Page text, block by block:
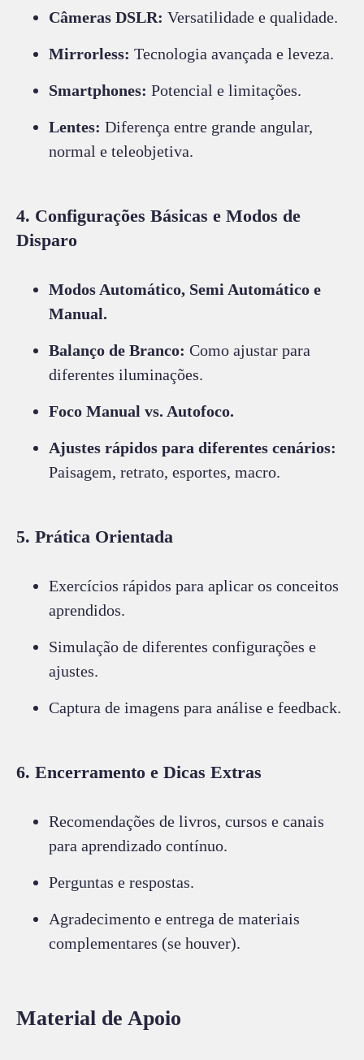
Câmeras DSLR: Versatilidade e qualidade.
Mirrorless: Tecnologia avançada e leveza.
Smartphones: Potencial e limitações.
Lentes: Diferença entre grande angular,
normal e teleobjetiva.
4. Configurações Básicas e Modos de
Disparo
Modos Automático, Semi Automático e
Manual.
Balanço de Branco: Como ajustar para
diferentes iluminações.
Foco Manual vs. Autofoco.
Ajustes rápidos para diferentes cenários:
Paisagem, retrato, esportes, macro.
5. Prática Orientada
Exercícios rápidos para aplicar os conceitos
aprendidos.
Simulação de diferentes configurações e
ajustes.
Captura de imagens para análise e feedback.
6. Encerramento e Dicas Extras
Recomendações de livros, cursos e canais
para aprendizado contínuo.
Perguntas e respostas.
Agradecimento e entrega de materiais
complementares (se houver).
Material de Apoio